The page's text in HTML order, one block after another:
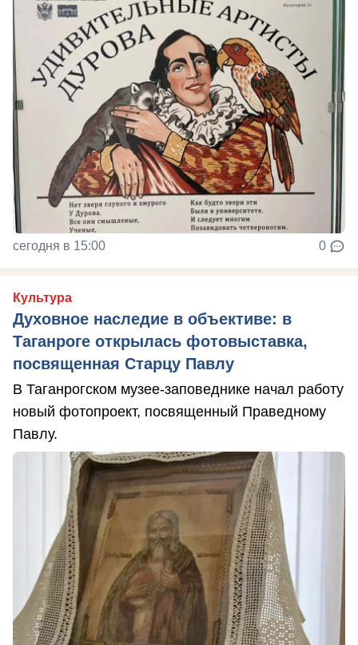
сегодня в 15:00 0
Культура
Духовное наследие в объективе: в
Таганроге открылась фотовыставка,
посвященная Старцу Павлу
В Таганрогском музее-заповеднике начал работу
новый фотопроект, посвященный Праведному
Павлу.